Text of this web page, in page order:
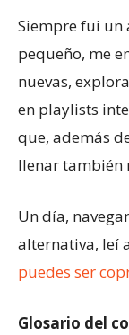
Siempre fui un
pequeño, me
nuevas,
en playlists
que, además
llenar también
Un día,
alternativa, leí
puedes ser
Glosario del